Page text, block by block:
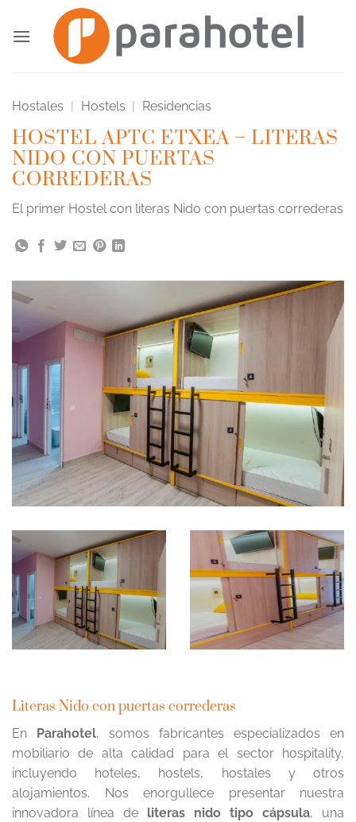
contenido
Hostales | Hostels | Residencias
HOSTEL APTC ETXEA – LITERAS
NIDO CON PUERTAS
CORREDERAS
El primer Hostel con literas Nido con puertas correderas
Literas Nido con puertas correderas
En Parahotel, somos fabricantes especializados en
mobiliario de alta calidad para el sector hospitality,
incluyendo hoteles, hostels, hostales y otros
alojamientos. Nos enorgullece presentar nuestra
innovadora línea de literas nido tipo cápsula, una